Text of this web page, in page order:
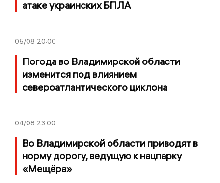
атаке украинских БПЛА
05/08 20:00
Погода во Владимирской области
изменится под влиянием
североатлантического циклона
04/08 23:00
Во Владимирской области приводят в
норму дорогу, ведущую к нацпарку
«Мещёра»